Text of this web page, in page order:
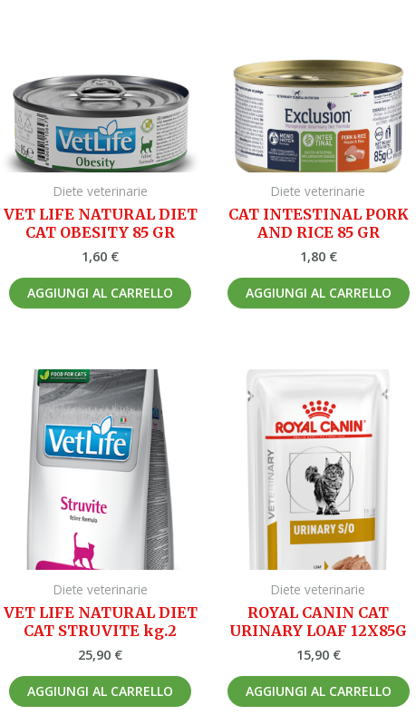
Diete veterinarie
VET LIFE NATURAL DIET
CAT OBESITY 85 GR
1,60 €
AGGIUNGI AL CARRELLO
Diete veterinarie
CAT INTESTINAL PORK
AND RICE 85 GR
1,80 €
AGGIUNGI AL CARRELLO
Diete veterinarie
VET LIFE NATURAL DIET
CAT STRUVITE kg.2
25,90 €
AGGIUNGI AL CARRELLO
Diete veterinarie
ROYAL CANIN CAT
URINARY LOAF 12X85G
15,90 €
AGGIUNGI AL CARRELLO